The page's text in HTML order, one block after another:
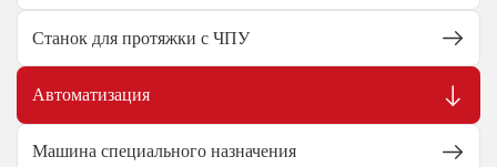
Станок для протяжки с ЧПУ
Автоматизация
Машина специального назначения